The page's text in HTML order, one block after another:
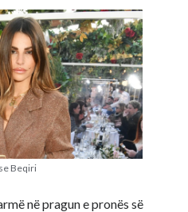
Beqiri
në pragun e pronës së